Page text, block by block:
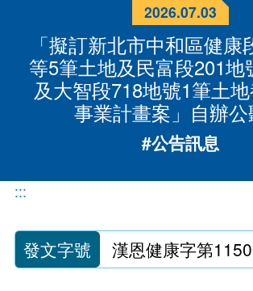
處長與民有約
業務職掌
交通指南
公告
徵才
活動
劃定更新地區及訂定都市更
更新會籌組及立案申請
更新會籌組申請
更新會立案申請
推動都市更新補助申請
防災型都更行動方案
防災型建築加速改善要點
新北市加速推動都市危險建築物
都市更新推動師
新北市危險建築物580
法令
資訊公開
新北市城鄉資訊查詢平台
都更中繼住宅政策
下載專區
0507說明會
0403震損受災戶住宅補貼
申辦管理
2026.07.03
「擬訂新北市中和區健康
等5筆土地及民富段201地
及大智段718地號1筆土
事業計畫案」自辦
#公告訊息
:::
發文字號 漢恩健康字第